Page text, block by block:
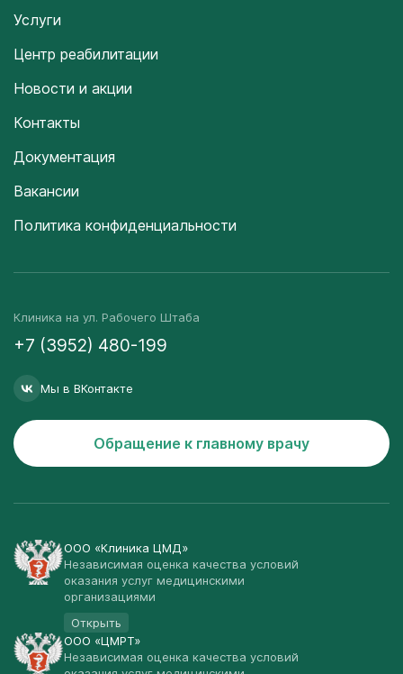
Услуги
Центр реабилитации
Новости и акции
Контакты
Документация
Вакансии
Политика конфиденциальности
Клиника на ул. Рабочего Штаба
+7 (3952) 480-199
Мы в ВКонтакте
Обращение к главному врачу
ООО «Клиника ЦМД»
Независимая оценка качества условий
оказания услуг медицинскими
организациями
Открыть
ООО «ЦМРТ»
Независимая оценка качества условий